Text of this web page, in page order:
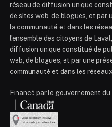
réseau de diffusion unique
de sites web, de blogues, et par
la communauté et dans les
l’ensemble des citoyens de
diffusion unique constitué de
web, de blogues, et par une
communauté et dans les
Financé par le gouvernement du